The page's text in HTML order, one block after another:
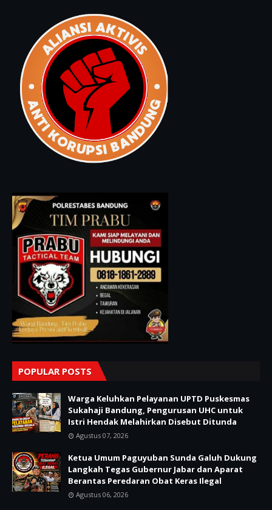
POPULAR POSTS
Warga Keluhkan Pelayanan UPTD Puskesmas
Sukahaji Bandung, Pengurusan UHC untuk
Istri Hendak Melahirkan Disebut Ditunda
Agustus 07, 2026
Ketua Umum Paguyuban Sunda Galuh Dukung
Langkah Tegas Gubernur Jabar dan Aparat
Berantas Peredaran Obat Keras Ilegal
Agustus 06, 2026